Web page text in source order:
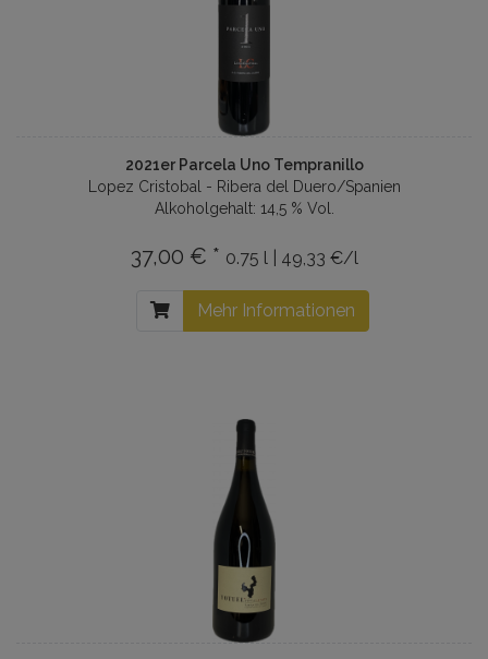
2021er Parcela Uno Tempranillo
Lopez Cristobal - Ribera del Duero/Spanien
Alkoholgehalt: 14,5 % Vol.
37,00 € * 0.75 l | 49,33 €/l
Mehr Informationen